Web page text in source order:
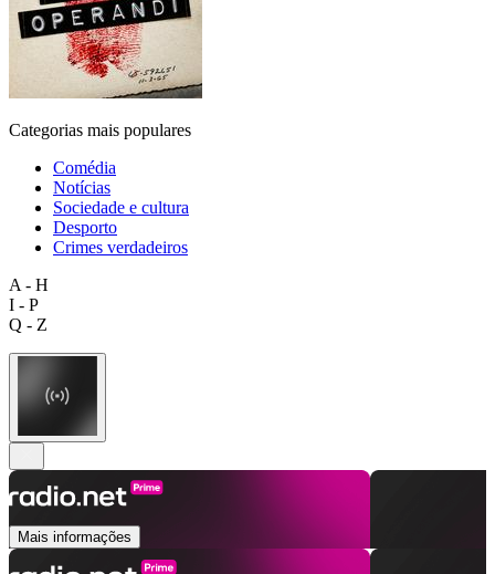
Categorias mais populares
Comédia
Notícias
Sociedade e cultura
Desporto
Crimes verdadeiros
A - H
I - P
Q - Z
Mais informações